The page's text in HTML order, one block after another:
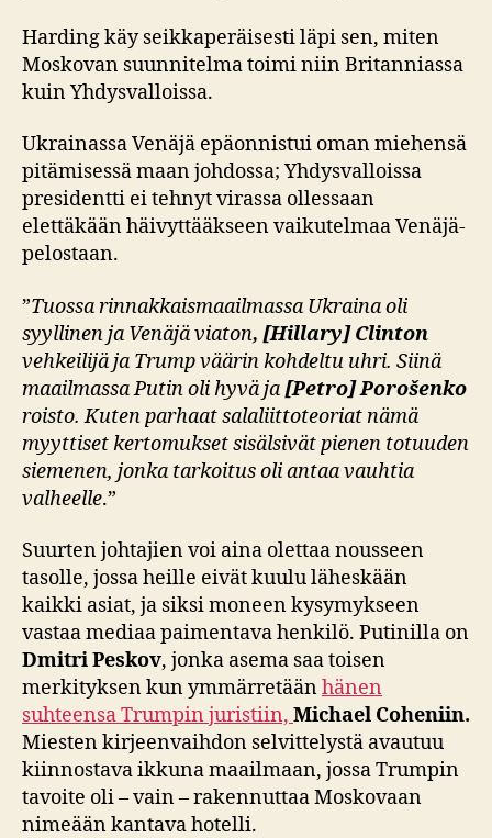
Harding käy seikkaperäisesti läpi sen, miten
Moskovan suunnitelma toimi niin Britanniassa
kuin Yhdysvalloissa.
Ukrainassa Venäjä epäonnistui oman miehensä
pitämisessä maan johdossa; Yhdysvalloissa
presidentti ei tehnyt virassa ollessaan
elettäkään häivyttääkseen vaikutelmaa Venäjä-
pelostaan.
”Tuossa rinnakkaismaailmassa Ukraina oli
syyllinen ja Venäjä viaton, [Hillary] Clinton
vehkeilijä ja Trump väärin kohdeltu uhri. Siinä
maailmassa Putin oli hyvä ja[Petro] Porošenko
roisto. Kuten parhaat salaliittoteoriat nämä
myyttiset kertomukset sisälsivät pienen totuuden
siemenen, jonka tarkoitus oli antaa vauhtia
valheelle.”
Suurten johtajien voi aina olettaa nousseen
tasolle, jossa heille eivät kuulu läheskään
kaikki asiat, ja siksi moneen kysymykseen
vastaa mediaa paimentava henkilö. Putinilla on
Dmitri Peskov, jonka asema saa toisen
merkityksen kun ymmärretäänhänen
suhteensa Trumpin juristiin, Michael Coheniin.
Miesten kirjeenvaihdon selvittelystä avautuu
kiinnostava ikkuna maailmaan, jossa Trumpin
tavoite oli – vain – rakennuttaa Moskovaan
nimeään kantava hotelli.